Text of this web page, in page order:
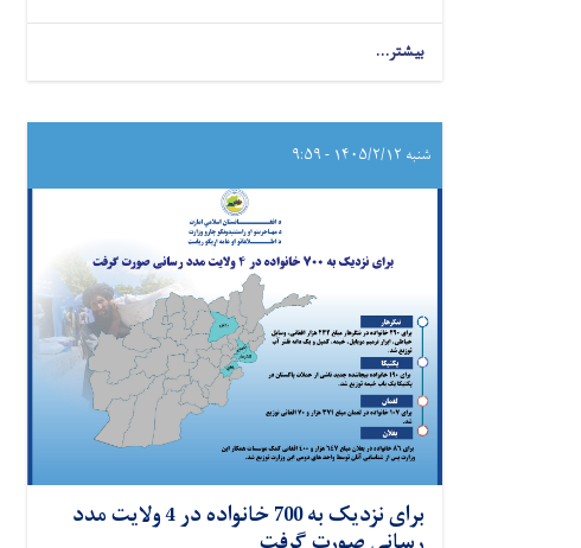
بیشتر...
شنبه ۱۴۰۵/۲/۱۲ - ۹:۵۹
برای نزدیک به 700 خانواده در 4 ولایت مدد